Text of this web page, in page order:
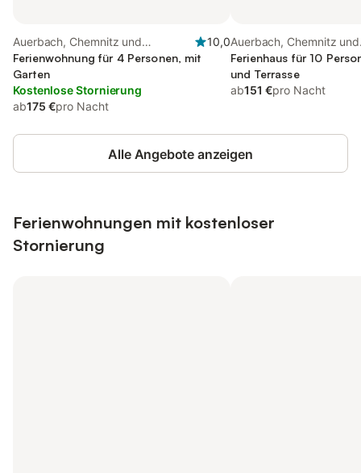
Auerbach, Chemnitz und
Umgebung
10,0
Ferienwohnung für 4 Personen, mit
Garten
Kostenlose Stornierung
ab175 €pro Nacht
Auerbach, Chemnitz und
Umgebung
Ferienhaus für 10
und Terrasse
ab151 €pro Nacht
Alle Angebote anzeigen
Ferienwohnungen mit kostenloser
Stornierung